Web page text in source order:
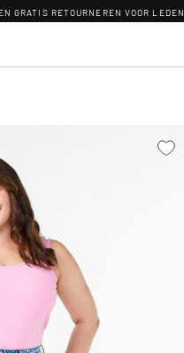
GRATIS RETOURNEREN VOOR LEDEN